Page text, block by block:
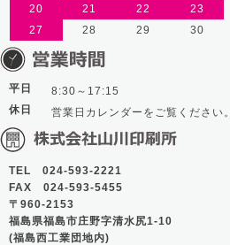
20
21 22 23
27
28 29 30
平日
8:30～17:15
休日
営業日カレンダーをご覧ください。
TEL 024-593-2221
FAX 024-593-5455
〒960-2153
福島県福島市庄野字清水尻1-10
(福島西工業団地内)